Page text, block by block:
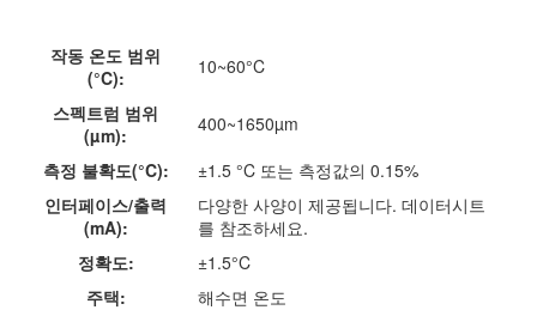
작동 온도 범위
(°C):
10~60°C
스펙트럼 범위
(µm):
400~1650µm
측정 불확도(°C):
±1.5 °C 또는 측정값의 0.15%
인터페이스/출력
(mA):
다양한 사양이 제공됩니다. 데이터시트
를 참조하세요.
정확도:
±1.5°C
주택:
해수면 온도